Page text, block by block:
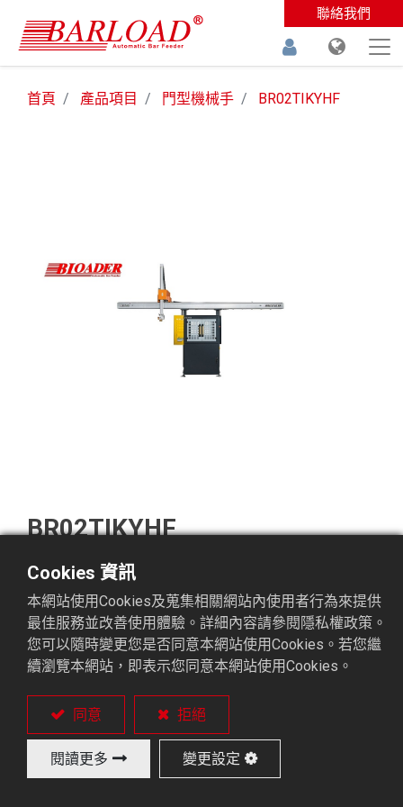
聯絡我們
首頁 產品項目 門型機械手 BR02TIKYHF
BR02TIKYHF
4 ~ 5 軸控制機械手。
具有Y軸(選配)。
單手臂、雙邊行程。
一機通用於2台車床。
成品輸送帶(選配)。
Cookies 資訊
本網站使用Cookies及蒐集相關網站內使用者行為來提供
最佳服務並改善使用體驗。詳細內容請參閱隱私權政策。
您可以隨時變更您是否同意本網站使用Cookies。若您繼
續瀏覽本網站，即表示您同意本網站使用Cookies。
同意 拒絕
閱讀更多 變更設定